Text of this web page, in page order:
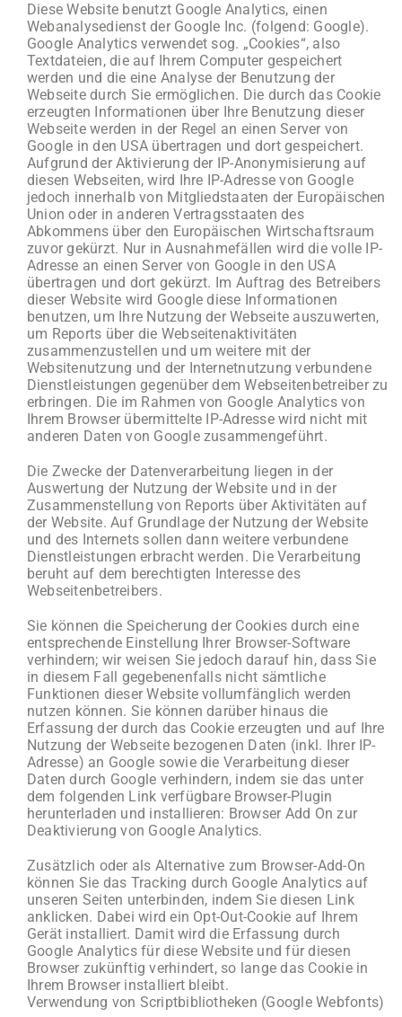
Diese Website benutzt Google Analytics, einen
Webanalysedienst der Google Inc. (folgend: Google).
Google Analytics verwendet sog. „Cookies“, also
Textdateien, die auf Ihrem Computer gespeichert
werden und die eine Analyse der Benutzung der
Webseite durch Sie ermöglichen. Die durch das Cookie
erzeugten Informationen über Ihre Benutzung dieser
Webseite werden in der Regel an einen Server von
Google in den USA übertragen und dort gespeichert.
Aufgrund der Aktivierung der IP-Anonymisierung auf
diesen Webseiten, wird Ihre IP-Adresse von Google
jedoch innerhalb von Mitgliedstaaten der Europäischen
Union oder in anderen Vertragsstaaten des
Abkommens über den Europäischen Wirtschaftsraum
zuvor gekürzt. Nur in Ausnahmefällen wird die volle IP-
Adresse an einen Server von Google in den USA
übertragen und dort gekürzt. Im Auftrag des Betreibers
dieser Website wird Google diese Informationen
benutzen, um Ihre Nutzung der Webseite auszuwerten,
um Reports über die Webseitenaktivitäten
zusammenzustellen und um weitere mit der
Websitenutzung und der Internetnutzung verbundene
Dienstleistungen gegenüber dem Webseitenbetreiber zu
erbringen. Die im Rahmen von Google Analytics von
Ihrem Browser übermittelte IP-Adresse wird nicht mit
anderen Daten von Google zusammengeführt.
Die Zwecke der Datenverarbeitung liegen in der
Auswertung der Nutzung der Website und in der
Zusammenstellung von Reports über Aktivitäten auf
der Website. Auf Grundlage der Nutzung der Website
und des Internets sollen dann weitere verbundene
Dienstleistungen erbracht werden. Die Verarbeitung
beruht auf dem berechtigten Interesse des
Webseitenbetreibers.
Sie können die Speicherung der Cookies durch eine
entsprechende Einstellung Ihrer Browser-Software
verhindern; wir weisen Sie jedoch darauf hin, dass Sie
in diesem Fall gegebenenfalls nicht sämtliche
Funktionen dieser Website vollumfänglich werden
nutzen können. Sie können darüber hinaus die
Erfassung der durch das Cookie erzeugten und auf Ihre
Nutzung der Webseite bezogenen Daten (inkl. Ihrer IP-
Adresse) an Google sowie die Verarbeitung dieser
Daten durch Google verhindern, indem sie das unter
dem folgenden Link verfügbare Browser-Plugin
herunterladen und installieren: Browser Add On zur
Deaktivierung von Google Analytics.
Zusätzlich oder als Alternative zum Browser-Add-On
können Sie das Tracking durch Google Analytics auf
unseren Seiten unterbinden, indem Sie diesen Link
anklicken. Dabei wird ein Opt-Out-Cookie auf Ihrem
Gerät installiert. Damit wird die Erfassung durch
Google Analytics für diese Website und für diesen
Browser zukünftig verhindert, so lange das Cookie in
Ihrem Browser installiert bleibt.
Verwendung von Scriptbibliotheken (Google Webfonts)